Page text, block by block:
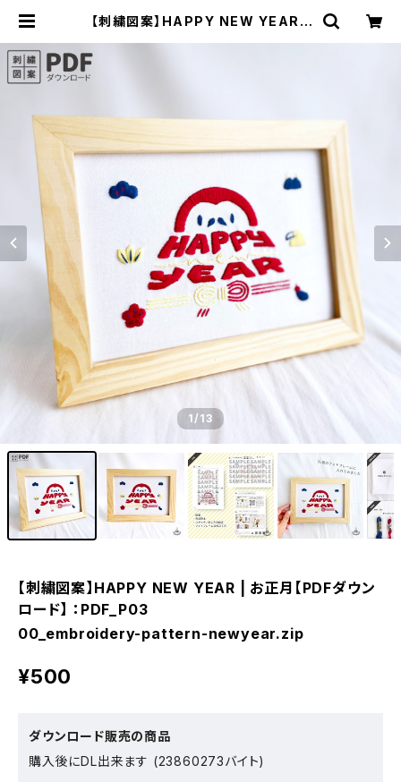
【刺繍図案】HAPPY NEW YEAR |
1/13
【刺繍図案】HAPPY NEW YEAR | お正月【PDFダウン
ロード】 ：PDF_P03
00_embroidery-pattern-newyear.zip
¥500
ダウンロード販売の商品
購入後にDL出来ます (23860273バイト)